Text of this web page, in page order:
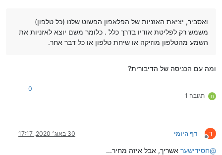
ואסביר, יציאת האזניות של הפלאפון הפשוט שלנו (כל טלפון)
משמש רק לפליטת אודיו בדרך כלל . כלומר משם יוצא לאזניות את
השמע מהטלפון מוזיקה או שיחת טלפון או כל דבר אחר.
ומה עם הכניסה של הדיבורית?
ח תגובה 1
0
ד
מנותק
דף היומי 30 באוג׳ 2020, 17:17
@חסידישער אשריך, אבל איזה מחיר...